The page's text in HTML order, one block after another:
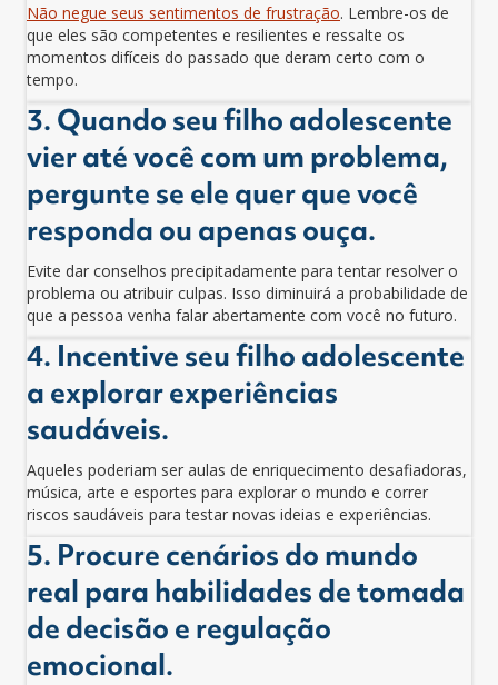
Não negue seus sentimentos de frustração. Lembre-os de
que eles são competentes e resilientes e ressalte os
momentos difíceis do passado que deram certo com o
tempo.
3. Quando seu filho adolescente
vier até você com um problema,
pergunte se ele quer que você
responda ou apenas ouça.
Evite dar conselhos precipitadamente para tentar resolver o
problema ou atribuir culpas. Isso diminuirá a probabilidade de
que a pessoa venha falar abertamente com você no futuro.
4. Incentive seu filho adolescente
a explorar experiências
saudáveis.
Aqueles poderiam ser aulas de enriquecimento desafiadoras,
música, arte e esportes para explorar o mundo e correr
riscos saudáveis para testar novas ideias e experiências.
5. Procure cenários do mundo
real para habilidades de tomada
de decisão e regulação
emocional.